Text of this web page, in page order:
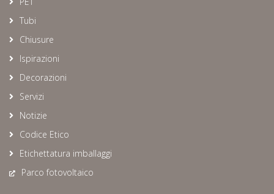
Tubi
Chiusure
Ispirazioni
Decorazioni
Servizi
Notizie
Codice Etico
Etichettatura imballaggi
Parco fotovoltaico